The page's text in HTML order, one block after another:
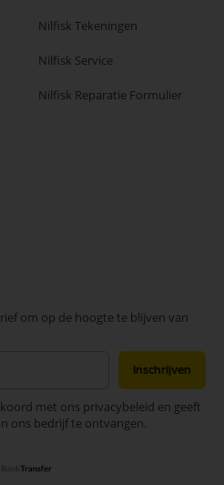
Nilfisk Tekeningen
Nilfisk Service
Nilfisk Reparatie Formulier
om op de hoogte te blijven van
Inschrijven
met ons privacybeleid en geeft
ons bedrijf te ontvangen.